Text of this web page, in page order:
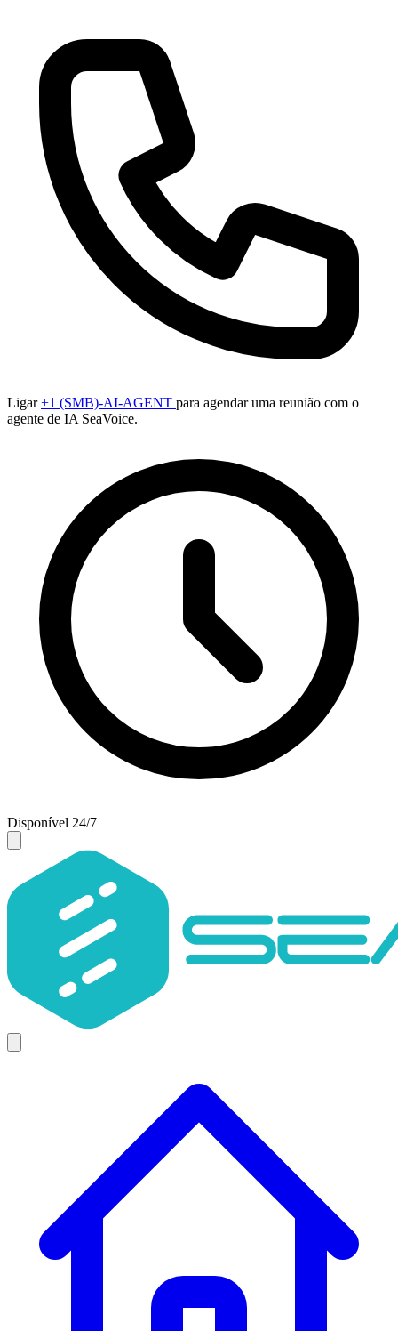
Ligar+1 (SMB)-AI-AGENT para agendar uma reunião com o
agente de IA SeaVoice.
Disponível 24/7